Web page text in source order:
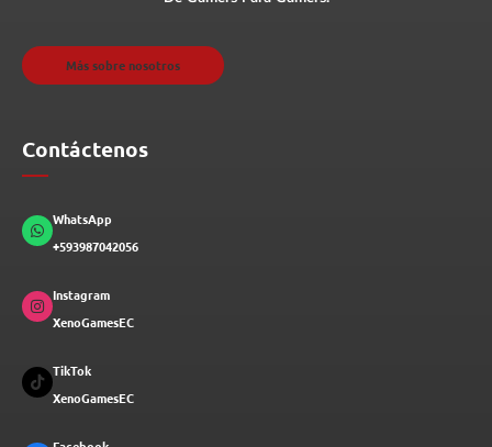
Más sobre nosotros
Contáctenos
WhatsApp
+593987042056
Instagram
XenoGamesEC
TikTok
XenoGamesEC